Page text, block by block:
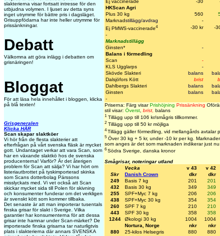
slakterierna visar fortsatt intresse för den
utbjudna volymen. I ljuset av detta syns
inget utrymme för bättre pris i dagsläget.
Grisuppfödarna har inte heller utrymme för
prissänkningar.
Debatt
Välkomna att göra inlägg i debatten om
grisnäringen!
Bloggat
För att läsa hela innehållet i bloggen, klicka
på blå texten!
Grisgeneralen
Klicka HÄR
Scan skapar slaktköer
Vi hör från de flesta slakterier att
efterfrågan på vårt svenska fläsk är mycket
gott. Undantaget verkar att vara Scan, som
har en växande slaktkö hos de svenska
producenterna! Varför? Är det återigen
problem för Scan att sälja? Vi har hört om
listeriautbrottet på tyskimporterad skinka
som Scans dotterbolag Pärssons
misslyckats med. Vi vet också att Scan
skickar mycket sida till Polen för skivning
och konsumenter funderar om det verkligen
är svenskt kött som kommer tillbaka.
Det senaste är att man importerar tusentals
finska grisar för slakt i Sverige. Vilka
garantier har konsumenterna för att dessa
grisar inte hamnar under Scan-märket? De
importerade finska grisarna tar naturligtvis
plats i slakterierna där annars SVENSKA
HKScan Agri
Plus 30 kg
560
Marknadstillägg/avdrag
-
Ej PMWS-vaccinerade4 -30 kr
-
-
Marknadstillägg
Ginsten*
-
Balans i förmedling
Scan
-
KLS Ugglarps
-
Skövde Slakteri
balans
Dalsjöfors Kött
brist
Dahlbergs Slakteri
balans
Ginsten
balans
-
Priserna: Färg visarPrishöjning Prissänkning
stil visar: Överst brist, balans
1 Tillägg upp till 106 kr/smågris tillkommer.
2 Tillägg upp till 50 kr möjliga
4Tillägg gäller förmedling, vid mellangårds avtalar
5 Över 30 kg + 5 kr, under -10 kr per kg.
som anges är det som marknaden indikerar just
6 Södra Sverige, danska kronor
Smågrisar, noteringar utland
Vecka
v 43
v 42
Skr
Danish Crown dkr
dkr
249
Basis 7 kg 201
201
432
Basis 30 kg 349
349
255
SPF+Myc 7 kg 206
206
438
SPF+Myc 30 kg 354
354
260
SPF 7 kg 210
210
443
SPF 30 kg 358
358
1244
Økologi 30 kg 1004
1004
Nortura, Norge
nkr
nkr
880
25-kilos Helsegris 880
880